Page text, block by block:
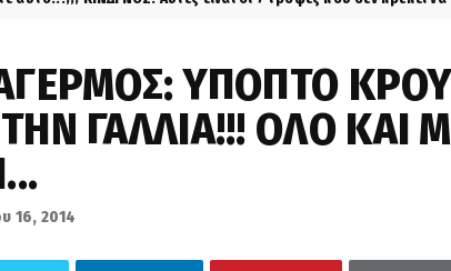
ΥΠΟΠΤΟ
ΓΑΛΛΙΑ!!! ΟΛΟ ΚΑΙ
16, 2014